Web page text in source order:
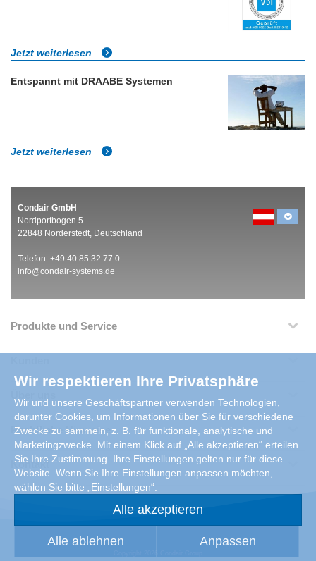
Jetzt weiterlesen
Entspannt mit DRAABE Systemen
Jetzt weiterlesen
Condair GmbH
Nordportbogen 5
22848 Norderstedt, Deutschland
Telefon: +49 40 85 32 77 0
info@condair-systems.de
Produkte und Service
Rechtliche Hinweise
Kontakt
Wir respektieren Ihre Privatsphäre
Wir und unsere Geschäftspartner verwenden Technologien,
darunter Cookies, um Informationen über Sie für verschiedene
Zwecke zu sammeln, z. B. für funktionale, analytische und
Marketingzwecke. Mit einem Klick auf „Alle akzeptieren“ erteilen
Sie Ihre Zustimmung. Ihre Einstellungen gelten nur für diese
Website. Wenn Sie Ihre Einstellungen anpassen möchten,
wählen Sie bitte „Einstellungen“.
Alle akzeptieren
Alle ablehnen Anpassen